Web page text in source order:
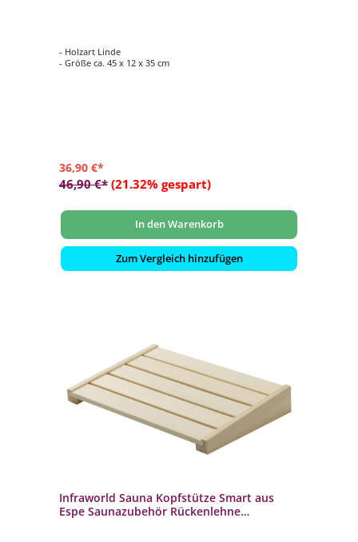
- Holzart Linde
- Größe ca. 45 x 12 x 35 cm
36,90 €*
46,90 €* (21.32% gespart)
In den Warenkorb
Zum Vergleich hinzufügen
Infraworld Sauna Kopfstütze Smart aus
Espe Saunazubehör Rückenlehne